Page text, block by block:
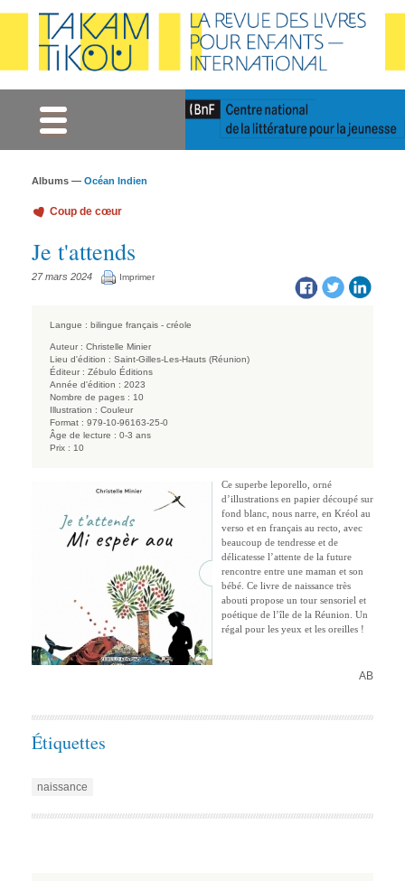
Albums — Océan Indien
Coup de cœur
Je t'attends
27 mars 2024 Imprimer
Langue : bilingue français - créole
Auteur : Christelle Minier
Lieu d'édition : Saint-Gilles-Les-Hauts (Réunion)
Éditeur : Zébulo Éditions
Année d'édition : 2023
Nombre de pages : 10
Illustration : Couleur
Format : 979-10-96163-25-0
Âge de lecture : 0-3 ans
Prix : 10
Ce superbe leporello, orné
d’illustrations en papier découpé sur
fond blanc, nous narre, en Kréol au
verso et en français au recto, avec
beaucoup de tendresse et de
délicatesse l’attente de la future
rencontre entre une maman et son
bébé. Ce livre de naissance très
abouti propose un tour sensoriel et
poétique de l’île de la Réunion. Un
régal pour les yeux et les oreilles !
AB
Étiquettes
naissance